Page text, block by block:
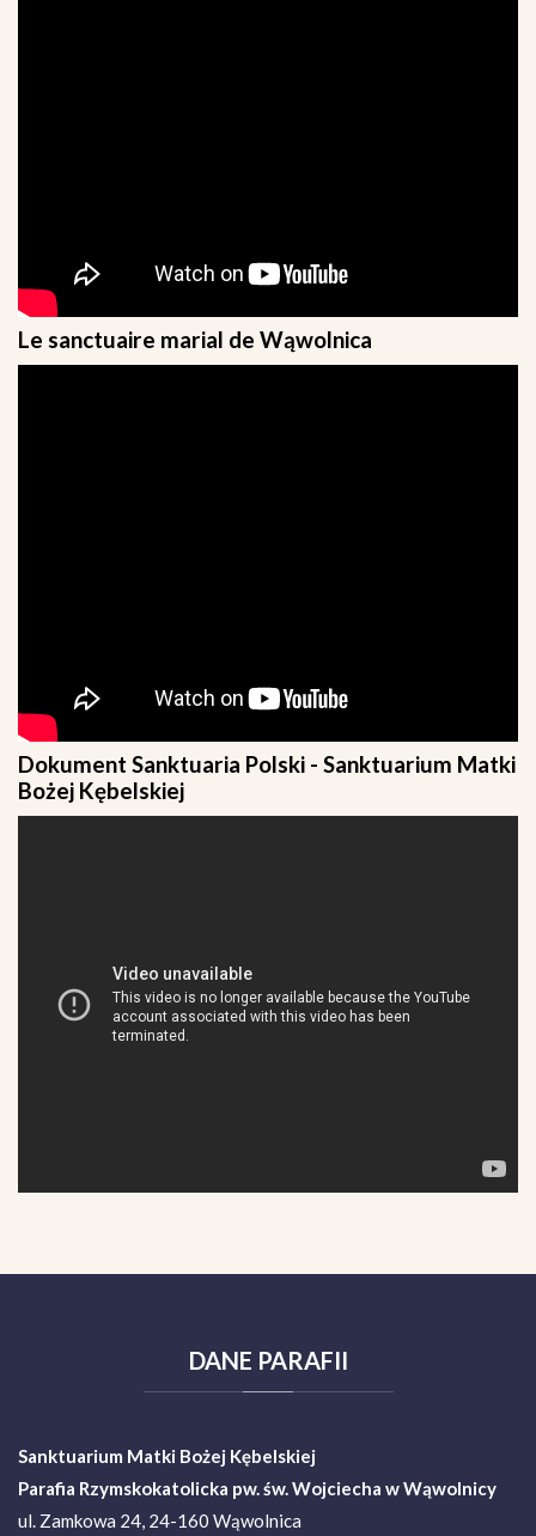
Le sanctuaire marial de Wąwolnica
Dokument Sanktuaria Polski - Sanktuarium Matki
Bożej Kębelskiej
DANE PARAFII
Sanktuarium Matki Bożej Kębelskiej
Parafia Rzymskokatolicka pw. św. Wojciecha w Wąwolnicy
ul. Zamkowa 24, 24-160 Wąwolnica